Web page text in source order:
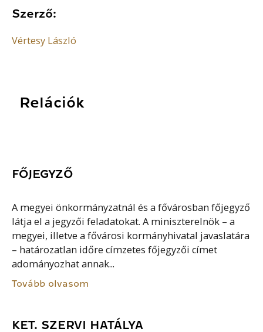
Szerző:
Vértesy László
Relációk
FŐJEGYZŐ
A megyei önkormányzatnál és a fővárosban főjegyző
látja el a jegyzői feladatokat. A miniszterelnök – a
megyei, illetve a fővárosi kormányhivatal javaslatára
– határozatlan időre címzetes főjegyzői címet
adományozhat annak...
Tovább olvasom
KET. SZERVI HATÁLYA